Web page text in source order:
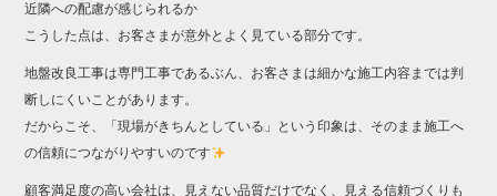
近隣への配慮が感じられるか
こうした点は、お客さまが意外とよく見ている部分です。
地盤改良工事は専門工事であるぶん、お客さまは細かな施工内容までは判
断しにくいことがあります。
だからこそ、「現場がきちんとしている」という印象は、そのまま施工へ
の信頼につながりやすいのです
顧客満足度の高い会社は、見えない品質だけでなく、見える信頼づくりも